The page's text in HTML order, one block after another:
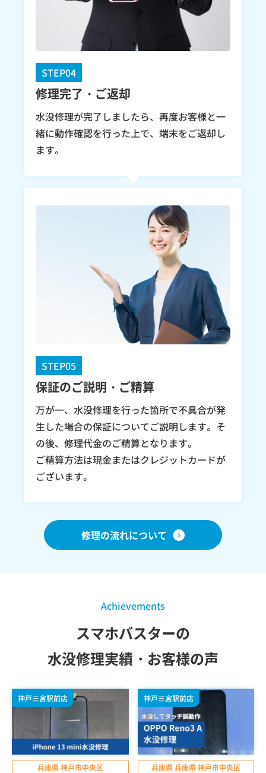
STEP04
修理完了・ご返却
水没修理が完了しましたら、再度お客様と一
緒に動作確認を行った上で、端末をご返却し
ます。
STEP05
保証のご説明・ご精算
万が一、水没修理を行った箇所で不具合が発
生した場合の保証についてご説明します。そ
の後、修理代金のご精算となります。
ご精算方法は現金またはクレジットカードが
ございます。
修理の流れについて
Achievements
スマホバスターの
水没修理実績・お客様の声
神戸三宮駅前店
兵庫県 神戸市中央区
神戸三宮駅前店
兵庫県 兵庫県 神戸市中央区